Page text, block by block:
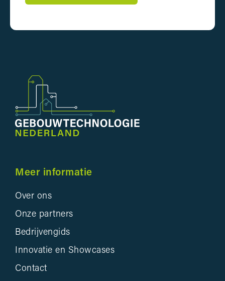
Meer informatie
Over ons
Onze partners
Bedrijvengids
Innovatie en Showcases
Contact